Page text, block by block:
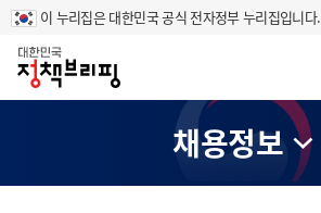
이 누리집은 대한민국 공식 전자정부 누리집입니다.
홈
채용정보